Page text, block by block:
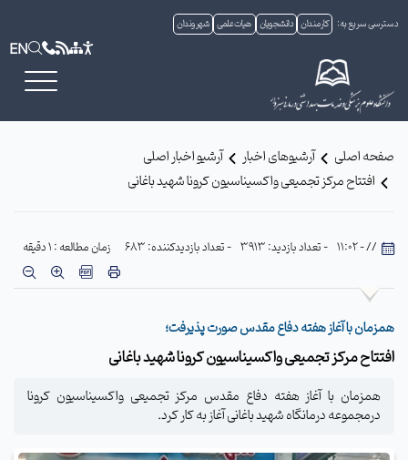
دسترسی سریع به: کارمندان دانشجویان هیات علمی شهروندان
EN
صفحه اصلی آرشیوهای اخبار
آرشیو اخبار اصلی
افتتاح مرکز تجمیعی واکسیناسیون کرونا شهید باغانی
// - 11:02 - تعداد بازدید: 3913 - تعداد بازدیدکننده: 683 زمان مطالعه : 1 دقیقه
همزمان با آغاز هفته دفاع مقدس صورت پذیرفت؛
افتتاح مرکز تجمیعی واکسیناسیون کرونا شهید باغانی
همزمان با آغاز هفته دفاع مقدس مرکز تجمیعی واکسیناسیون کرونا
درمجموعه درمانگاه شهید باغانی آغاز به کار کرد.